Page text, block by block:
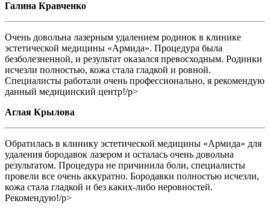
Галина Кравченко
Очень довольна лазерным удалением родинок в клинике
эстетической медицины «Армида». Процедура была
безболезненной, и результат оказался превосходным. Родинки
исчезли полностью, кожа стала гладкой и ровной.
Специалисты работали очень профессионально, я рекомендую
данный медицинский центр!/p>
Аглая Крылова
Обратилась в клинику эстетической медицины «Армида» для
удаления бородавок лазером и осталась очень довольна
результатом. Процедура не причинила боли, специалисты
провели все очень аккуратно. Бородавки полностью исчезли,
кожа стала гладкой и без каких-либо неровностей.
Рекомендую!/p>